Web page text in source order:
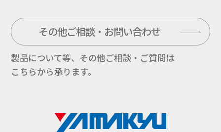
その他ご相談・お問い合わせ
製品について等、その他ご相談・ご質問は
こちらから承ります。